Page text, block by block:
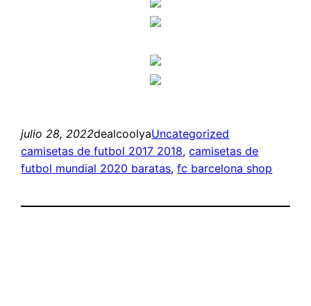
julio 28, 2022dealcoolyaUncategorized
camisetas de futbol 2017 2018, camisetas de
futbol mundial 2020 baratas, fc barcelona shop